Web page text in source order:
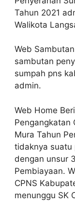
Tahun 2021
Walikota
Web
sambutan
sumpah pns
admin.
Web Home
Pengangkatan
Mura Tahun
tidaknya suatu
dengan unsur
Pembiayaan.
CPNS
menunggu SK